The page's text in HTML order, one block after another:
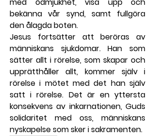
med ödmjukhet, visa upp och
bekänna vår synd, samt fullgöra
den ålagda boten.
Jesus fortsätter att beröras av
människans sjukdomar. Han som
sätter allt i rörelse, som skapar och
upprätthåller allt, kommer själv i
rörelse i mötet med det han själv
satt i rörelse. Det är en yttersta
konsekvens av inkarnationen, Guds
solidaritet med oss, människans
nyskapelse som sker i sakramenten.